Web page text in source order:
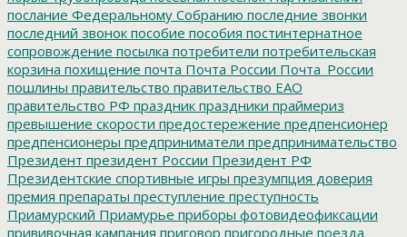
послание Федеральному Собранию последние звонки
последний звонок пособие пособия постинтернатное
сопровождение посылка потребители потребительская
корзина похищение почта Почта России Почта_России
пошлины правительство правительство ЕАО
правительство РФ праздник праздники праймериз
превышение скорости предостережение предпенсионер
предпенсионеры предприниматели предпринимательство
Президент президент России Президент РФ
Президентские спортивные игры презумпция доверия
премия препараты преступление преступность
Приамурский Приамурье приборы фотовидеофиксации
прививочная кампания приговор пригородные поезда